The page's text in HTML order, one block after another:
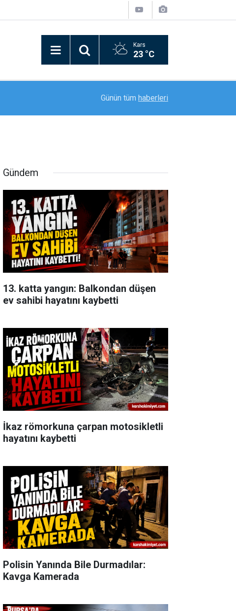
Kars
23 °C
Susuz’da emniyet ve jandarmadan ortak
Günün tüm haberleri
Gündem
13. katta yangın: Balkondan düşen
ev sahibi hayatını kaybetti
İkaz römorkuna çarpan motosikletli
hayatını kaybetti
Polisin Yanında Bile Durmadılar:
Kavga Kamerada